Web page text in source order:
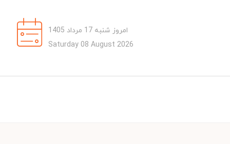
امروز شنبه 17 مرداد 1405
Saturday 08 August 2026